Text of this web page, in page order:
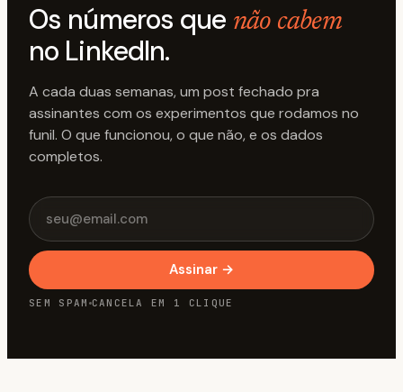
Os números que não cabem
no LinkedIn.
A cada duas semanas, um post fechado pra
assinantes com os experimentos que rodamos no
funil. O que funcionou, o que não, e os dados
completos.
Email
Assinar →
SEM SPAM CANCELA EM 1 CLIQUE